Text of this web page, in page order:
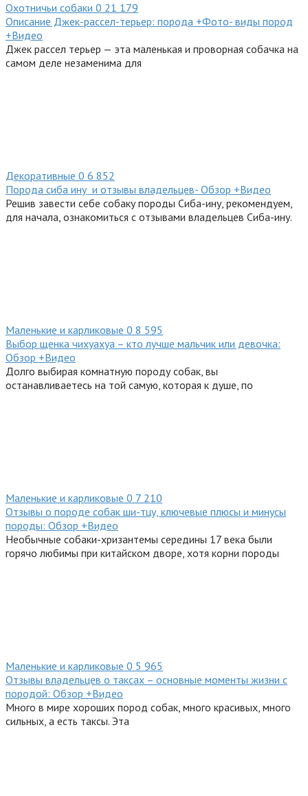
Охотничьи собаки 0 21 179
Описание Джек-рассел-терьер: порода +Фото- виды пород
+Видео
Джек рассел терьер — эта маленькая и проворная собачка на
самом деле незаменима для
Декоративные 0 6 852
Порода сиба ину и отзывы владельцев- Обзор +Видео
Решив завести себе собаку породы Сиба-ину, рекомендуем,
для начала, ознакомиться с отзывами владельцев Сиба-ину.
Маленькие и карликовые 0 8 595
Выбор щенка чихуахуа – кто лучше мальчик или девочка:
Обзор +Видео
Долго выбирая комнатную породу собак, вы
останавливаетесь на той самую, которая к душе, по
Маленькие и карликовые 0 7 210
Отзывы о породе собак ши-тцу, ключевые плюсы и минусы
породы: Обзор +Видео
Необычные собаки-хризантемы середины 17 века были
горячо любимы при китайском дворе, хотя корни породы
Маленькие и карликовые 0 5 965
Отзывы владельцев о таксах – основные моменты жизни с
породой: Обзор +Видео
Много в мире хороших пород собак, много красивых, много
сильных, а есть таксы. Эта